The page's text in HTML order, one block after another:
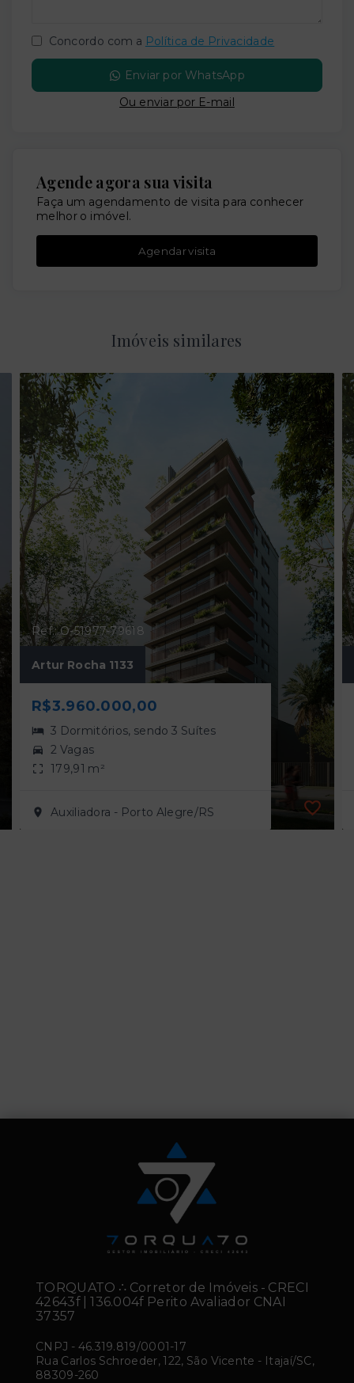
Concordo com a Política de Privacidade
Enviar por WhatsApp
Ou enviar por E-mail
Agende agora sua visita
Faça um agendamento de visita para conhecer
melhor o imóvel.
Agendar visita
Imóveis similares
Ref.: O-51977-79618
Artur Rocha 1133
R$3.960.000,00
3 Dormitórios, sendo 3 Suítes
2 Vagas
179,91 m²
Auxiliadora - Porto Alegre/RS
TORQUATO ∴ Corretor de Imóveis - CRECI
42643f | 136.004f Perito Avaliador CNAI
37357
CNPJ - 46.319.819/0001-17
Rua Carlos Schroeder, 122, São Vicente - Itajaí/SC,
88309-260